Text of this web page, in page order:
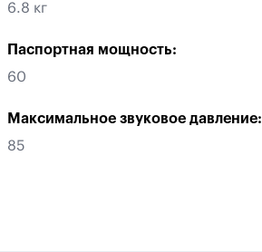
6.8 кг
Паспортная мощность:
60
Максимальное звуковое давление:
85